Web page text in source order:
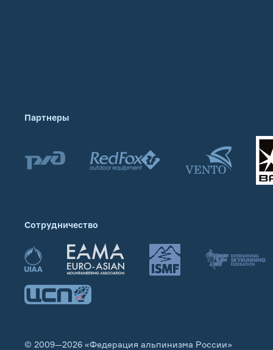
Партнеры
Сотрудничество
© 2009—2026 «Федерация альпинизма России»